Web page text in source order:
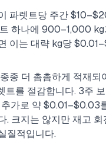
파렛트당 주간
하나에 900–1,000
이는 대략 kg당
종 더 촘촘하게 적재되
트를 절감합니다. 3주
가로 약 $0.01–$0.03
. 크지는 않지만 재고 회
질적입니다.